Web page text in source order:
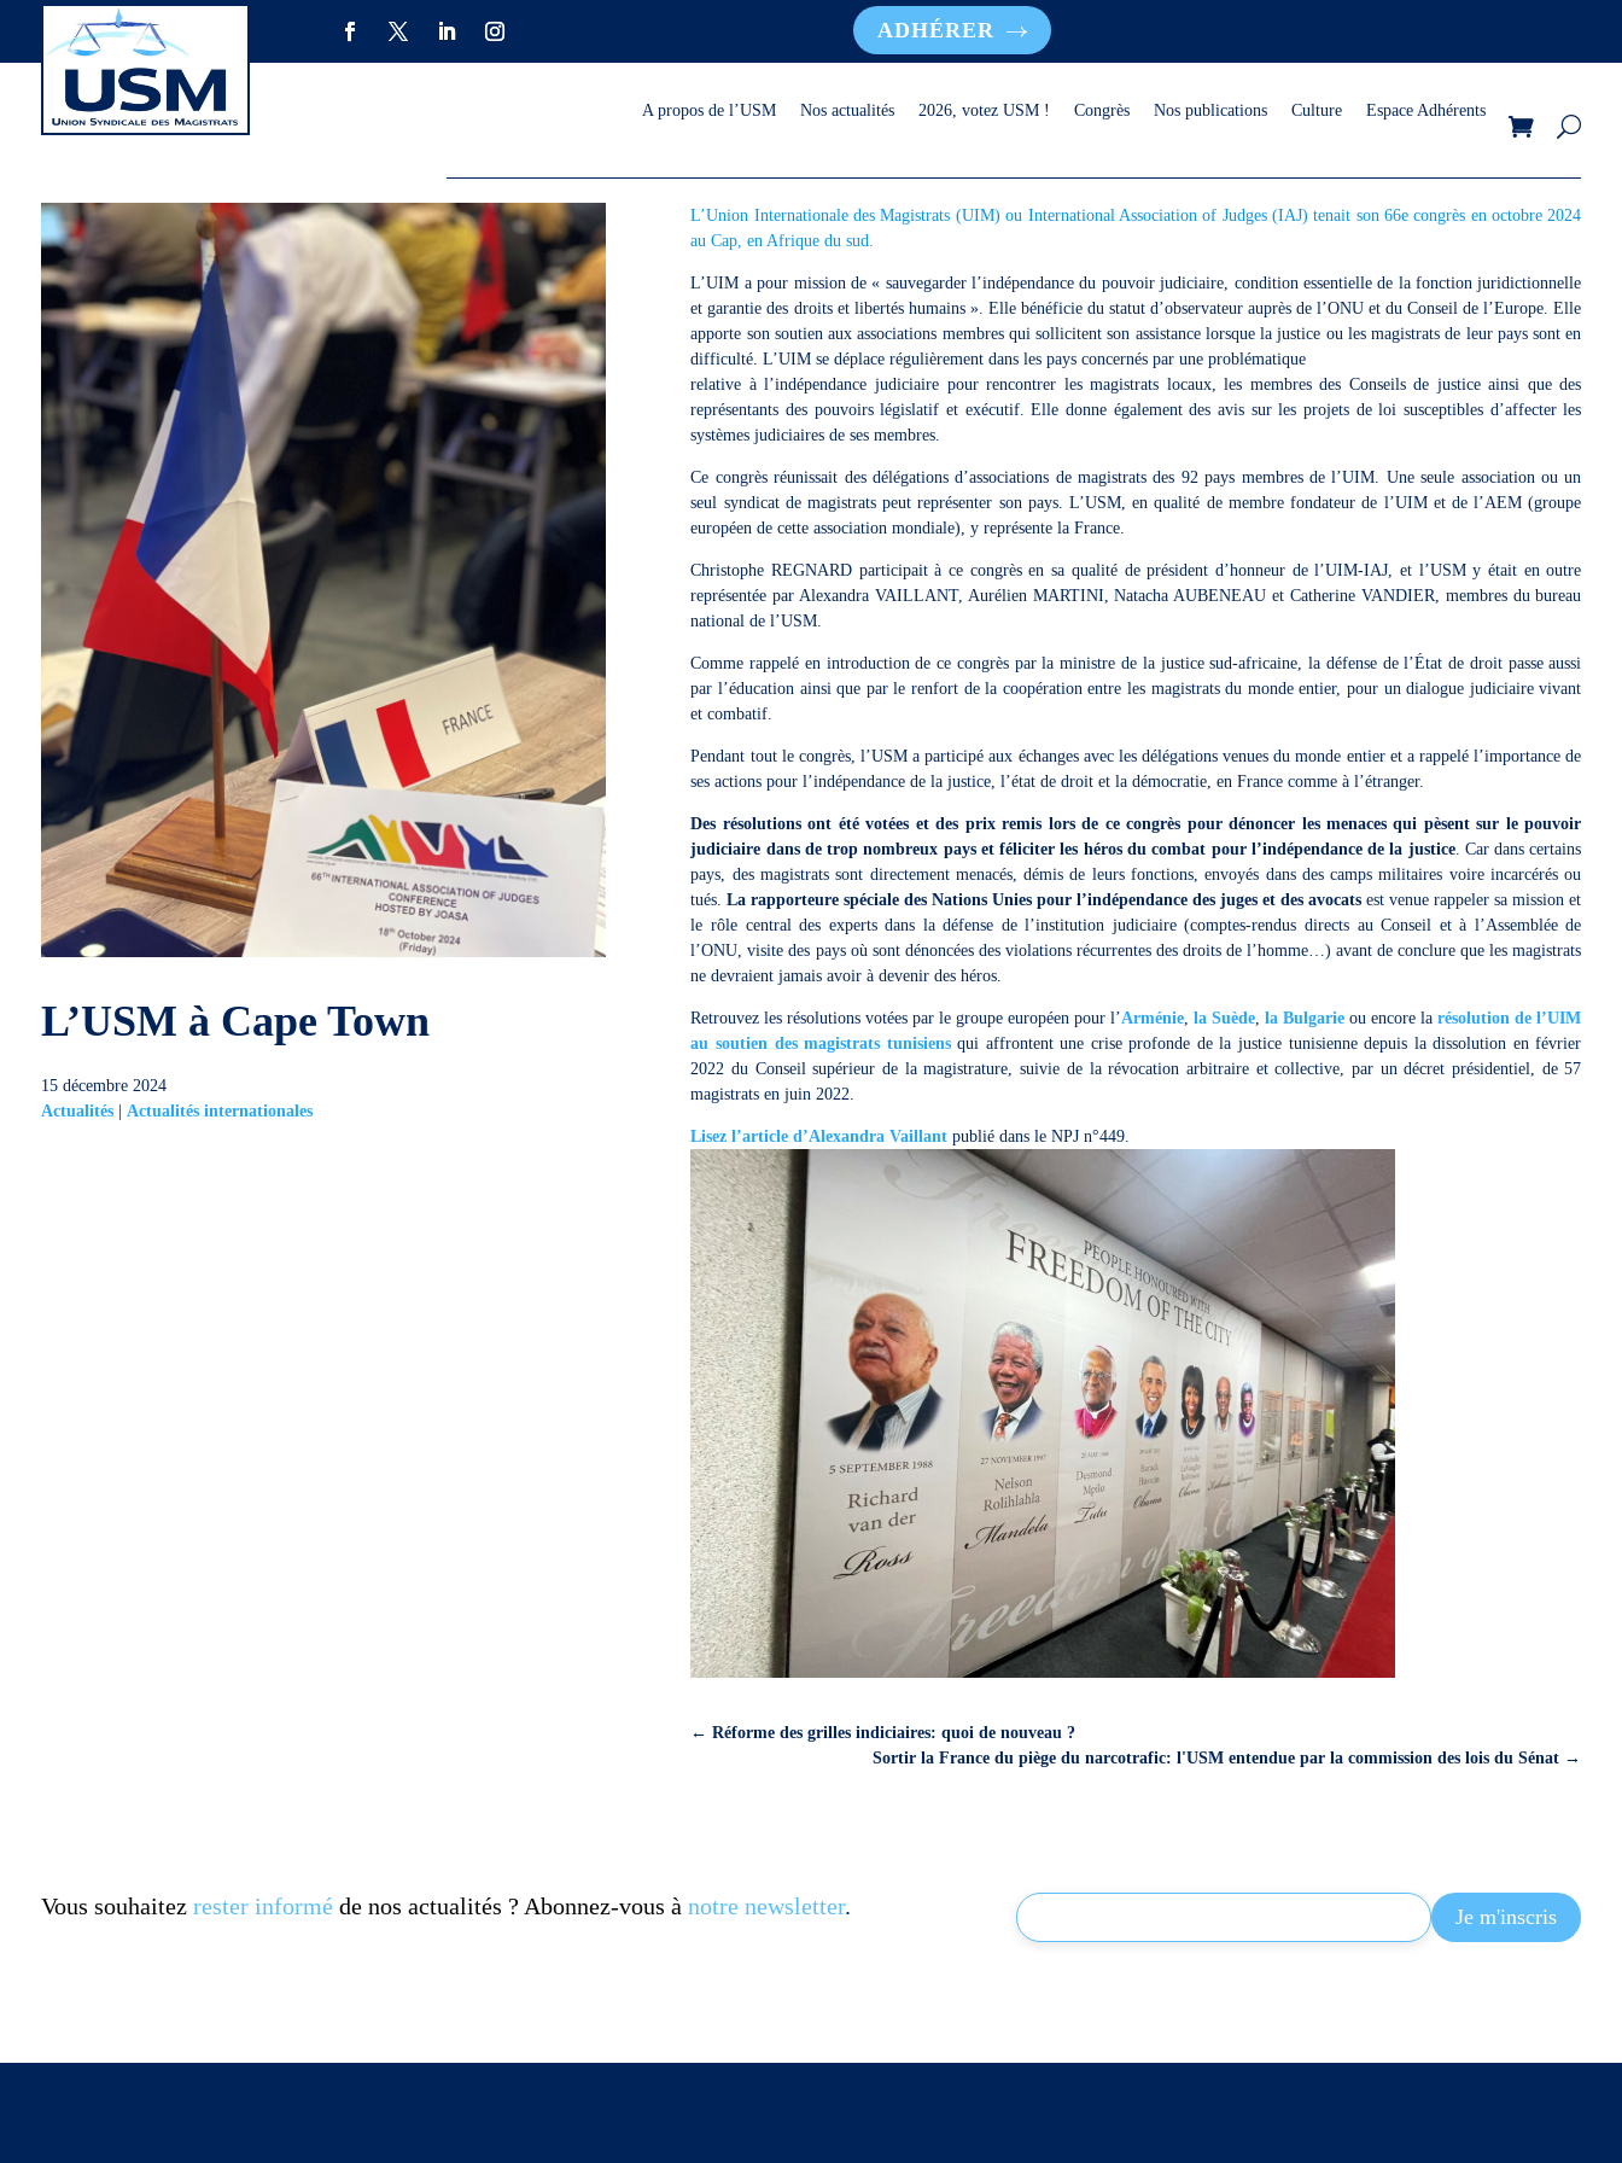
ADHÉRER
A propos de l’USM Nos actualités 2026, votez USM ! Congrès Nos publications Culture Espace Adhérents
L’USM à Cape Town
15 décembre 2024
Actualités| Actualités internationales
L’Union Internationale des Magistrats (UIM) ou International Association of Judges (IAJ) tenait son 66e congrès en octobre 2024
au Cap, en Afrique du sud.
L’UIM a pour mission de « sauvegarder l’indépendance du pouvoir judiciaire, condition essentielle de la fonction juridictionnelle
et garantie des droits et libertés humains ». Elle bénéficie du statut d’observateur auprès de l’ONU et du Conseil de l’Europe. Elle
apporte son soutien aux associations membres qui sollicitent son assistance lorsque la justice ou les magistrats de leur pays sont en
difficulté. L’UIM se déplace régulièrement dans les pays concernés par une problématique
relative à l’indépendance judiciaire pour rencontrer les magistrats locaux, les membres des Conseils de justice ainsi que des
représentants des pouvoirs législatif et exécutif. Elle donne également des avis sur les projets de loi susceptibles d’affecter les
systèmes judiciaires de ses membres.
Ce congrès réunissait des délégations d’associations de magistrats des 92 pays membres de l’UIM. Une seule association ou un
seul syndicat de magistrats peut représenter son pays. L’USM, en qualité de membre fondateur de l’UIM et de l’AEM (groupe
européen de cette association mondiale), y représente la France.
Christophe REGNARD participait à ce congrès en sa qualité de président d’honneur de l’UIM-IAJ, et l’USM y était en outre
représentée par Alexandra VAILLANT, Aurélien MARTINI, Natacha AUBENEAU et Catherine VANDIER, membres du bureau
national de l’USM.
Comme rappelé en introduction de ce congrès par la ministre de la justice sud-africaine, la défense de l’État de droit passe aussi
par l’éducation ainsi que par le renfort de la coopération entre les magistrats du monde entier, pour un dialogue judiciaire vivant
et combatif.
Pendant tout le congrès, l’USM a participé aux échanges avec les délégations venues du monde entier et a rappelé l’importance de
ses actions pour l’indépendance de la justice, l’état de droit et la démocratie, en France comme à l’étranger.
Des résolutions ont été votées et des prix remis lors de ce congrès pour dénoncer les menaces qui pèsent sur le pouvoir
judiciaire dans de trop nombreux pays et féliciter les héros du combat pour l’indépendance de la justice. Car dans certains
pays, des magistrats sont directement menacés, démis de leurs fonctions, envoyés dans des camps militaires voire incarcérés ou
tués.La rapporteure spéciale des Nations Unies pour l’indépendance des juges et des avocatsest venue rappeler sa mission et
le rôle central des experts dans la défense de l’institution judiciaire (comptes-rendus directs au Conseil et à l’Assemblée de
l’ONU, visite des pays où sont dénoncées des violations récurrentes des droits de l’homme…) avant de conclure que les magistrats
ne devraient jamais avoir à devenir des héros.
Retrouvez les résolutions votées par le groupe européen pour l’Arménie,la Suède,la Bulgarie ou encore larésolution de l’UIM
au soutien des magistrats tunisiensqui affrontent une crise profonde de la justice tunisienne depuis la dissolution en février
2022 du Conseil supérieur de la magistrature, suivie de la révocation arbitraire et collective, par un décret présidentiel, de 57
magistrats en juin 2022.
Lisez l’article d’Alexandra Vaillant publié dans le NPJ n°449.
←Réforme des grilles indiciaires: quoi de nouveau ?
Sortir la France du piège du narcotrafic: l'USM entendue par la commission des lois du Sénat →
Vous souhaitez rester informéde nos actualités ? Abonnez-vous à notre newsletter.